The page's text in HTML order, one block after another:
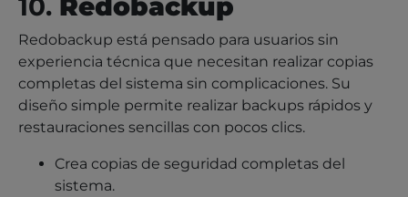
10. Redobackup
Redobackup está pensado para usuarios sin
experiencia técnica que necesitan realizar copias
completas del sistema sin complicaciones. Su
diseño simple permite realizar backups rápidos y
restauraciones sencillas con pocos clics.
Crea copias de seguridad completas del
sistema.